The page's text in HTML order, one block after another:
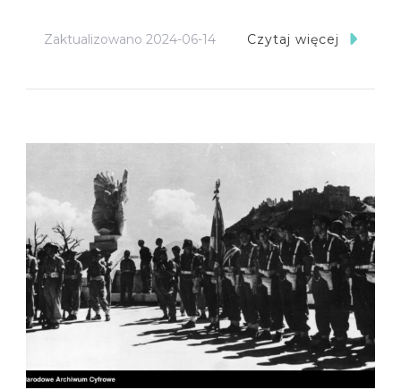
Zaktualizowano 2024-06-14 Czytaj więcej